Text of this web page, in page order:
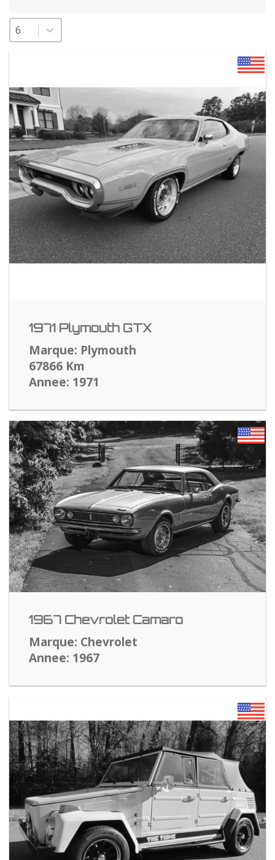
Sélectionnez un nombre par page
1971 Plymouth GTX
Marque: Plymouth
67866 Km
Annee: 1971
1967 Chevrolet Camaro
Marque: Chevrolet
Annee: 1967